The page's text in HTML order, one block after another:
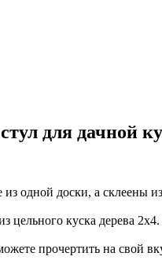
для дачной
одной доски, а склеены
цельного куска дерева
прочертить на свой